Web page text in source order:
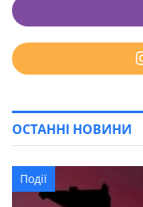
ОСТАННІ НОВИНИ
Події